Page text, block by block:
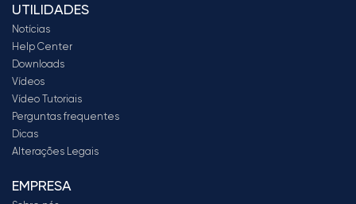
UTILIDADES
Notícias
Help Center
Downloads
Vídeos
Vídeo Tutoriais
Perguntas frequentes
Dicas
Alterações Legais
EMPRESA